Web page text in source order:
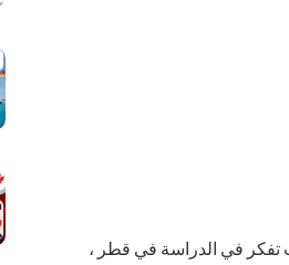
تفكر في الدراسة في قطر ،